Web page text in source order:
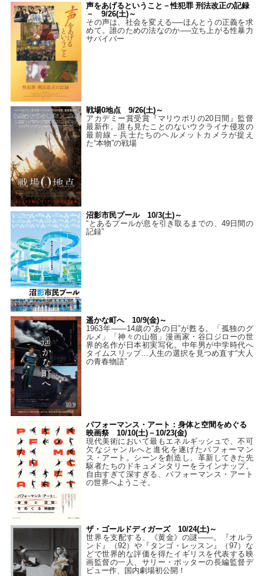
声をあげるということ－性犯罪 刑法改正の記録
－ 9/26(土)～
その声は、社会を変える──ほんとうの正義を求
めて。誰のための法なのか──立ち上がる性暴力
サバイバー
戦場0地点 9/26(土)～
アカデミー賞受賞『マリウポリの20日間』監督
最新作。誰も見たことのないウクライナ侵攻の
最前線－兵士たちのヘルメットカメラが捉え
た“本物”の戦場
沼影市民プール 10/3(土)～
“とあるプールが息を引き取るまでの、49日間の
記録”
遥かな町へ 10/9(金)～
1963年――14歳の“あの日”が甦る。「孤独のグ
ルメ」「神々の山嶺」漫画家・谷口ジローの世
界的名作が日本初実写化。中年男が中学時代へ
タイムスリップ…人生の選択を見つめ直す“大人
の青春物語”
パフォーマンス・アート：身体と空間をめぐる
映画祭 10/10(土)－10/23(金)
現代美術において最もエネルギッシュで、不可
欠なジャンルへと進化を遂げたパフォーマン
ス・アート。シーンを創造し、革新してきた先
駆者たちのドキュメンタリーをラインナップ。
自由すぎて深すぎる、パフォーマンス・アート
の世界へようこそ。
ザ・ゴールドディガーズ 10/24(土)～
世界を支配する、《黄金》の謎――。『オルラ
ンド』（92）や『タンゴ・レッスン』（97）な
どで世界的な評価を得たイギリスを代表する映
画監督の一人、サリー・ポッターの長編監督デ
ビュー作、国内劇場初公開！